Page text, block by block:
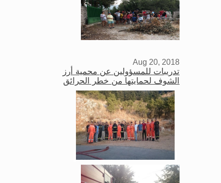
Aug 20, 2018
تدريبات للمسؤولين عن محمية أرز
الشوف لحمايتها من خطر الحرائق